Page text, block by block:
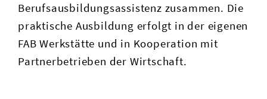
Berufsausbildungsassistenz zusammen. Die
praktische Ausbildung erfolgt in der eigenen
FAB Werkstätte und in Kooperation mit
Partnerbetrieben der Wirtschaft.